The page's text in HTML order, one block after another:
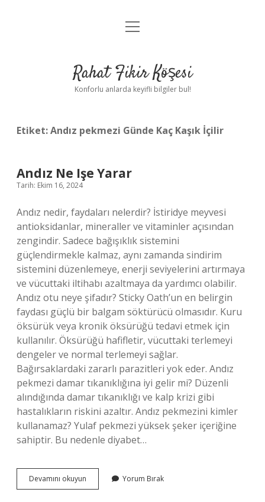
Anasayfa
Yasal Uyarı
menüyü
Rahat Fikir Köşesi
Konforlu anlarda keyifli bilgiler bul!
Etiket:Andız pekmezi Günde Kaç Kaşık İçilir
Andız Ne Işe Yarar
Tarih: Ekim 16, 2024
Andız nedir, faydaları nelerdir? İstiridye meyvesi
antioksidanlar, mineraller ve vitaminler açısından
zengindir. Sadece bağışıklık sistemini
güçlendirmekle kalmaz, aynı zamanda sindirim
sistemini düzenlemeye, enerji seviyelerini artırmaya
ve vücuttaki iltihabı azaltmaya da yardımcı olabilir.
Andız otu neye şifadır? Sticky Oath’un en belirgin
faydası güçlü bir balgam söktürücü olmasıdır. Kuru
öksürük veya kronik öksürüğü tedavi etmek için
kullanılır. Öksürüğü hafifletir, vücuttaki terlemeyi
dengeler ve normal terlemeyi sağlar.
Bağırsaklardaki zararlı parazitleri yok eder. Andız
pekmezi damar tıkanıklığına iyi gelir mi? Düzenli
alındığında damar tıkanıklığı ve kalp krizi gibi
hastalıkların riskini azaltır. Andız pekmezini kimler
kullanamaz? Yulaf pekmezi yüksek şeker içeriğine
sahiptir. Bu nedenle diyabet…
Devamını okuyun
Ne
Yorum Bırak